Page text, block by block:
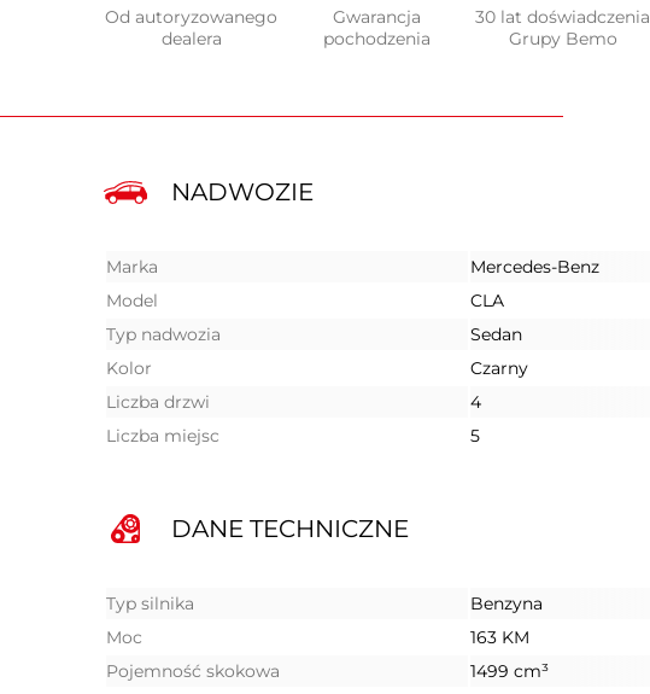
Od autoryzowanego
dealera
Gwarancja
pochodzenia
30 lat doświadczenia
Grupy Bemo
NADWOZIE
Marka
Mercedes-Benz
Model
CLA
Typ nadwozia
Sedan
Kolor
Czarny
Liczba drzwi
4
Liczba miejsc
5
DANE TECHNICZNE
Typ silnika
Benzyna
Moc
163 KM
Pojemność skokowa
1499 cm³